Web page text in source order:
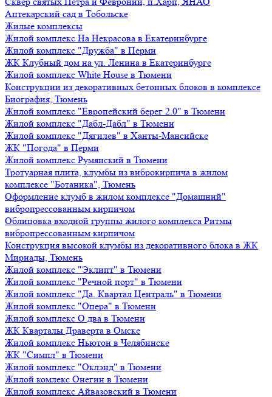
Аптекарский сад в Тобольске
Жилые комплексы
Жилой комплекс На Некрасова в Екатеринбурге
Жилой комплекс "Дружба" в Перми
ЖК Клубный дом на ул. Ленина в Екатеринбурге
Жилой комплекс White House в Тюмени
Конструкции из декоративных бетонных блоков в комплексе
Биография, Тюмень
Жилой комплекс "Европейский берег 2.0" в Тюмени
Жилой комплекс "Дабл-Дабл" в Тюмени
Жилой комплекс "Дягилев" в Ханты-Мансийске
ЖК "Погода" в Перми
Жилой комплекс Румянский в Тюмени
Тротуарная плита, клумбы из виброкирпича в жилом
комплексе "Ботаника", Тюмень
Оформление клумб в жилом комплексе "Домашний"
вибропрессованным кирпичом
Облицовка входной группы жилого комплекса Ритмы
вибропрессованным кирпичом
Конструкция высокой клумбы из декоративного блока в ЖК
Мириады, Тюмень
Жилой комплекс "Эклипт" в Тюмени
Жилой комплекс "Речной порт" в Тюмени
Жилой комплекс "Да. Квартал Централь" в Тюмени
Жилой комплекс "Опера" в Тюмени
Жилой комплекс О два в Тюмени
ЖК Кварталы Драверта в Омске
Жилой комплекс Ньютон в Челябинске
ЖК "Симпл" в Тюмени
Жилой комплекс "Оклэнд" в Тюмени
Жилой комлекс Онегин в Тюмени
Жилой комплекс Айвазовский в Тюмени